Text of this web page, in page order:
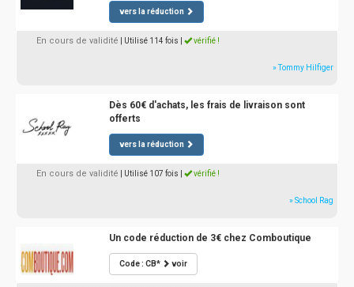
vers la réduction
En cours de validité | Utilisé 114 fois vérifié !
» Tommy Hilfiger
Dès 60€ d'achats, les frais de livraison sont
offerts
vers la réduction
En cours de validité | Utilisé 107 fois vérifié !
» School Rag
Un code réduction de 3€ chez Comboutique
Code : CB* voir